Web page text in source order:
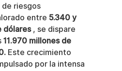
riesgos
entre 5.340 y
dólares , se dispare
11.970 millones de
Este crecimiento
por la intensa